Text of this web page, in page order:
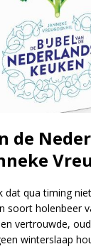
de
dat qua timing
soort holenbeer
vertrouwde,
winterslaap